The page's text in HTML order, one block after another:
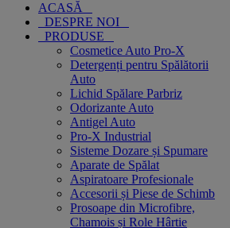
ACASĂ
DESPRE NOI
PRODUSE
Cosmetice Auto Pro-X
Detergenți pentru Spălătorii
Auto
Lichid Spălare Parbriz
Odorizante Auto
Antigel Auto
Pro-X Industrial
Sisteme Dozare și Spumare
Aparate de Spălat
Aspiratoare Profesionale
Accesorii și Piese de Schimb
Prosoape din Microfibre,
Chamois și Role Hârtie